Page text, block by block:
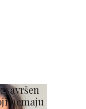
savršen
nemaju